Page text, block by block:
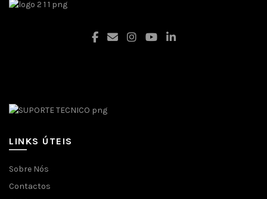
LINKS ÚTEIS
Sobre Nós
Contactos